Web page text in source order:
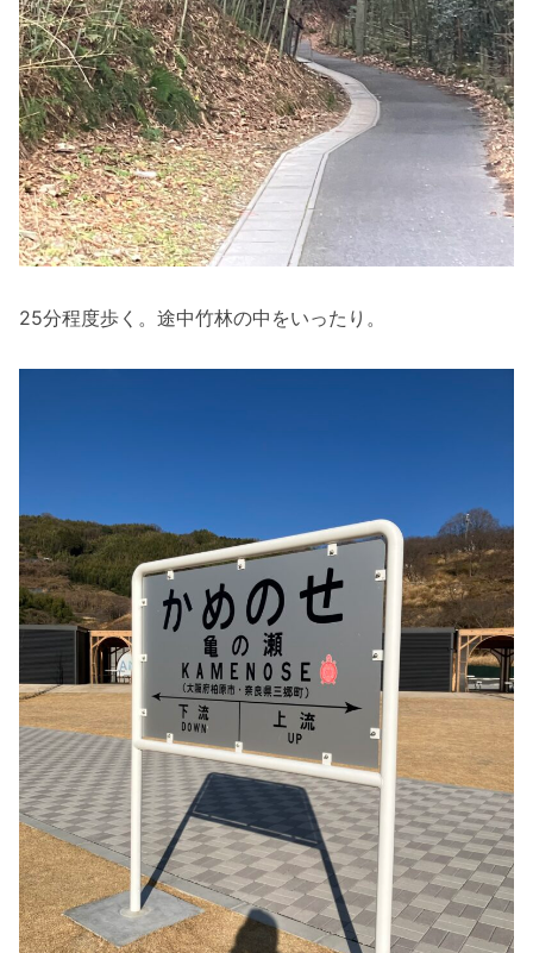
25分程度歩く。途中竹林の中をいったり。